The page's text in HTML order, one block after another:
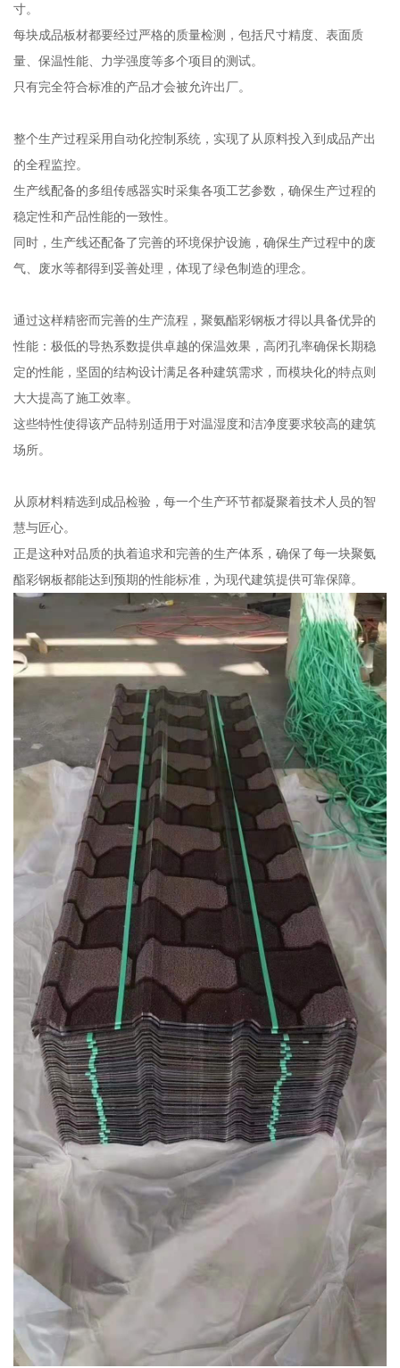
寸。
每块成品板材都要经过严格的质量检测，包括尺寸精度、表面质
量、保温性能、力学强度等多个项目的测试。
只有完全符合标准的产品才会被允许出厂。
整个生产过程采用自动化控制系统，实现了从原料投入到成品产出
的全程监控。
生产线配备的多组传感器实时采集各项工艺参数，确保生产过程的
稳定性和产品性能的一致性。
同时，生产线还配备了完善的环境保护设施，确保生产过程中的废
气、废水等都得到妥善处理，体现了绿色制造的理念。
通过这样精密而完善的生产流程，聚氨酯彩钢板才得以具备优异的
性能：极低的导热系数提供卓越的保温效果，高闭孔率确保长期稳
定的性能，坚固的结构设计满足各种建筑需求，而模块化的特点则
大大提高了施工效率。
这些特性使得该产品特别适用于对温湿度和洁净度要求较高的建筑
场所。
从原材料精选到成品检验，每一个生产环节都凝聚着技术人员的智
慧与匠心。
正是这种对品质的执着追求和完善的生产体系，确保了每一块聚氨
酯彩钢板都能达到预期的性能标准，为现代建筑提供可靠保障。